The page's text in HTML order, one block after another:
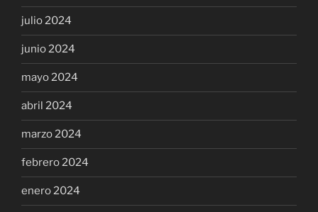
julio 2024
junio 2024
mayo 2024
abril 2024
marzo 2024
febrero 2024
enero 2024